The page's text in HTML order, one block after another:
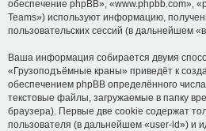
обеспечение phpBB», «www.phpbb.com»,
Teams») используют информацию,
пользовательских сессий (в дальнейшем
Ваша информация собирается двумя
«Грузоподъёмные краны» приведёт к
обеспечением phpBB определённого
текстовые файлы, загружаемые в папку
браузера). Первые две cookie содержат
пользователя (в дальнейшем «user-id») и